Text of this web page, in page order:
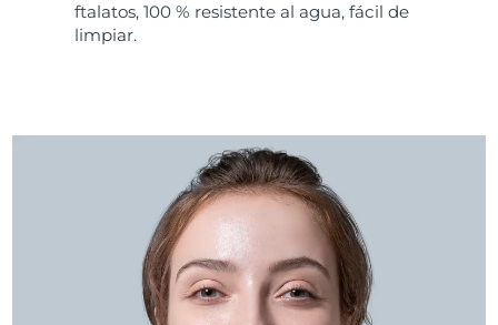
ftalatos, 100 % resistente al agua, fácil de
limpiar.